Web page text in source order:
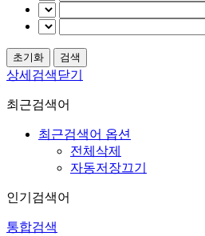
상세검색닫기
최근검색어
최근검색어 옵션
전체삭제
자동저장끄기
인기검색어
통합검색